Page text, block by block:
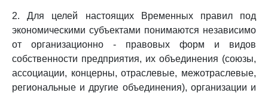
2. Для целей настоящих Временных правил под
экономическими субъектами понимаются независимо
от организационно - правовых форм и видов
собственности предприятия, их объединения (союзы,
ассоциации, концерны, отраслевые, межотраслевые,
региональные и другие объединения), организации и